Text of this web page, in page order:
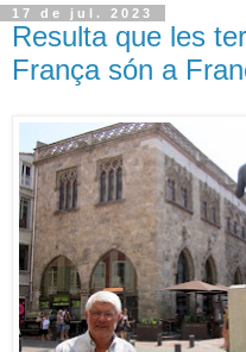
17 de jul. 2023
Resulta que les
França són a